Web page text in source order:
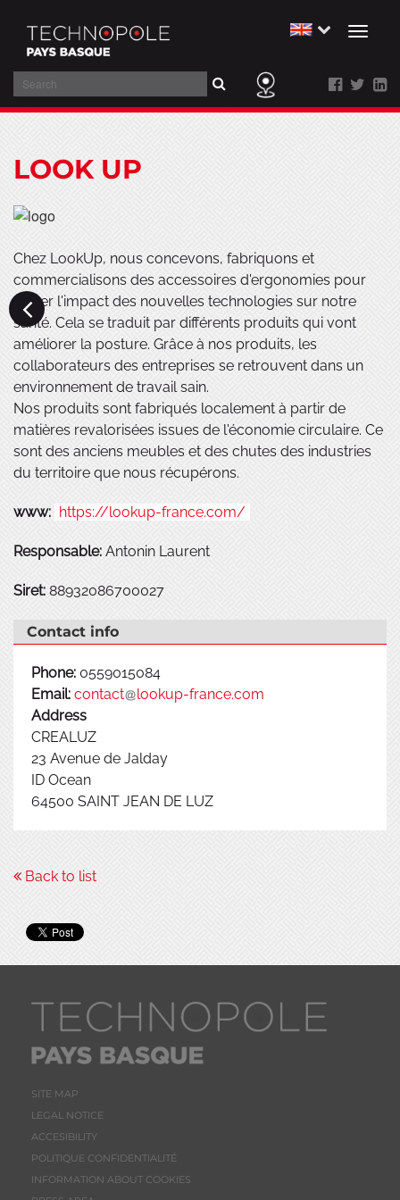
main
content
Toggle
Search
LOOK UP
Chez LookUp, nous concevons, fabriquons et
commercialisons des accessoires d'ergonomies pour
limiter l'impact des nouvelles technologies sur notre
santé. Cela se traduit par différents produits qui vont
améliorer la posture. Grâce à nos produits, les
collaborateurs des entreprises se retrouvent dans un
environnement de travail sain.
Nos produits sont fabriqués localement à partir de
matières revalorisées issues de l'économie circulaire. Ce
sont des anciens meubles et des chutes des industries
du territoire que nous récupérons.
www: https://lookup-france.com/
Responsable: Antonin Laurent
Siret: 88932086700027
Contact info
Phone: 0559015084
Email: contact
lookup-france.com
Address
CREALUZ
23 Avenue de Jalday
ID Ocean
64500 SAINT JEAN DE LUZ
Back to list
SITE MAP
LEGAL NOTICE
ACCESIBILITY
POLITIQUE CONFIDENTIALITÉ
INFORMATION ABOUT COOKIES